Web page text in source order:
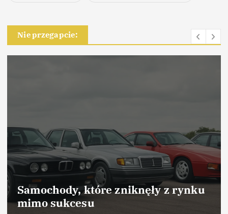
Nie przegapcie:
Samochody, które odniosły sukces
dzięki marketingowi